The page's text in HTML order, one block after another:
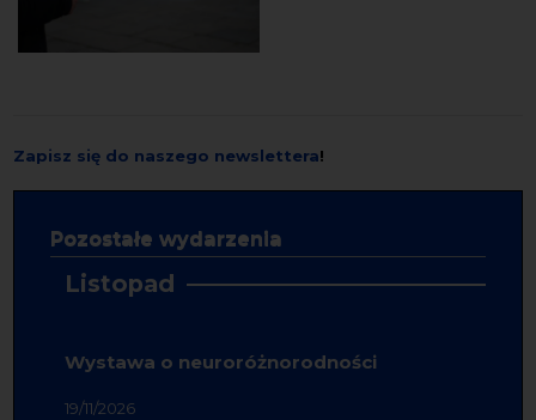
Zapisz się do naszego newslettera!
Pozostałe wydarzenia
Listopad
Wystawa o neuroróżnorodności
19/11/2026